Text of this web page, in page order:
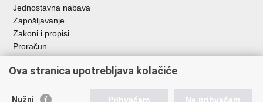
Jednostavna nabava
Zapošljavanje
Zakoni i propisi
Proračun
RH
Važne poveznice
Ova stranica upotrebljava kolačiće
Nužni Prihvaćam Ne prihvaćam